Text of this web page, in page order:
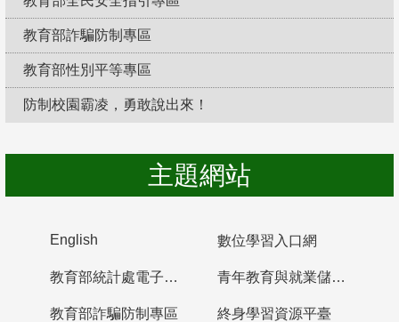
教育部詐騙防制專區
教育部性別平等專區
防制校園霸凌，勇敢說出來！
主題網站
English 數位學習入口網
教育部統計處電子書櫃 青年教育與就業儲蓄帳戶
教育部詐騙防制專區 終身學習資源平臺